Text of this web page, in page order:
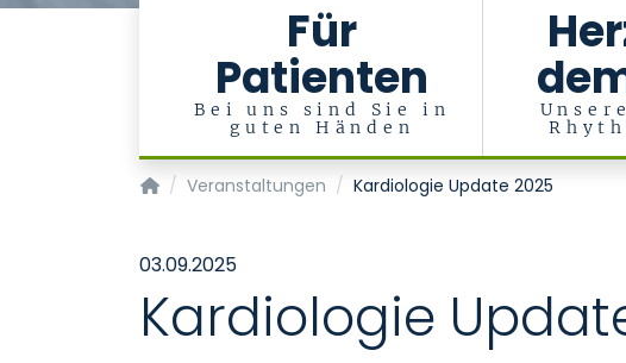
Für
Patienten
Bei uns sind Sie in
guten Händen
Klinik für Kardiologie, Angiologie und Internistische
Veranstaltungen Kardiologie Update 2025
03.09.2025
Kardiologie